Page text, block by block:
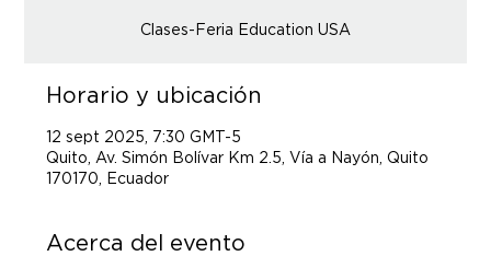
Clases-Feria Education USA
Horario y ubicación
12 sept 2025, 7:30 GMT-5
Quito, Av. Simón Bolívar Km 2.5, Vía a Nayón, Quito
170170, Ecuador
Acerca del evento